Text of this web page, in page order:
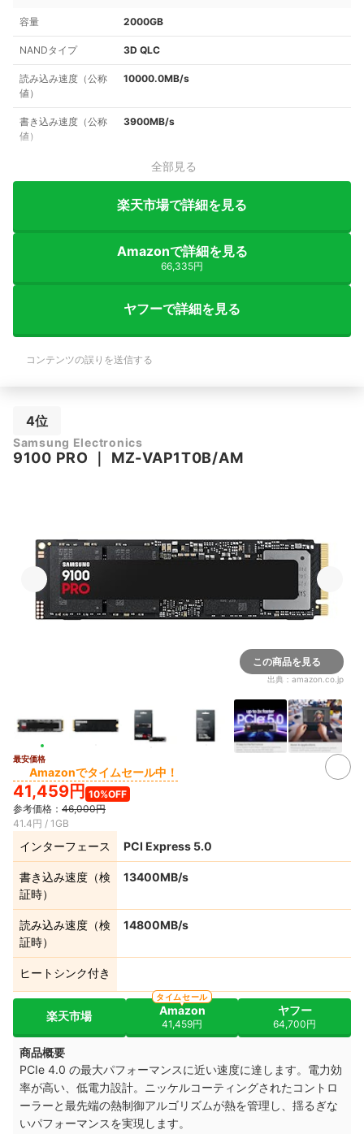
容量 2000GB
NANDタイプ 3D QLC
読み込み速度（公称
値）
10000.0MB/s
書き込み速度（公称
値）
3900MB/s
全部見る
楽天市場で詳細を見る
Amazonで詳細を見る
66,335円
ヤフーで詳細を見る
コンテンツの誤りを送信する
4位
Samsung Electronics
9100 PRO ｜ MZ-VAP1T0B/AM
この商品を見る
出典： amazon.co.jp
最安価格
Amazonでタイムセール中！
41,459円 10%OFF
参考価格： 46,000円
41.4円 / 1GB
インターフェース PCI Express 5.0
書き込み速度（検
証時）
13400MB/s
読み込み速度（検
証時）
14800MB/s
ヒートシンク付き
楽天市場 Amazon
41,459円
タイムセール
ヤフー
64,700円
商品概要
PCIe 4.0 の最大パフォーマンスに近い速度に達します。電力効
率が高い、低電力設計。ニッケルコーティングされたコントロ
ーラーと最先端の熱制御アルゴリズムが熱を管理し、揺るぎな
いパフォーマンスを実現します。